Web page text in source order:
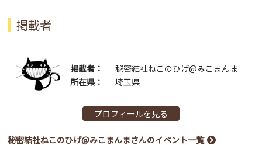
掲載者
掲載者：
秘密結社ねこのひげ@みこまんま
所在県：
埼玉県
プロフィールを見る
秘密結社ねこのひげ@みこまんまさんのイベント一覧